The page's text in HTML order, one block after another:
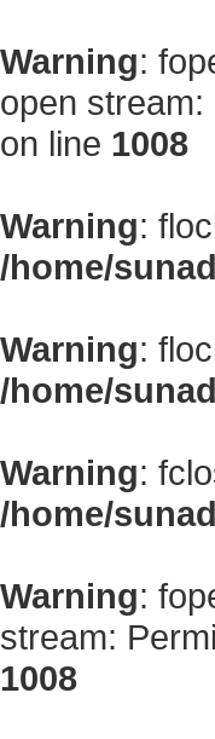
Warning:
open
on line 1008
Warning:
/home/
Warning:
/home/
Warning:
/home/
Warning:
stream:
1008